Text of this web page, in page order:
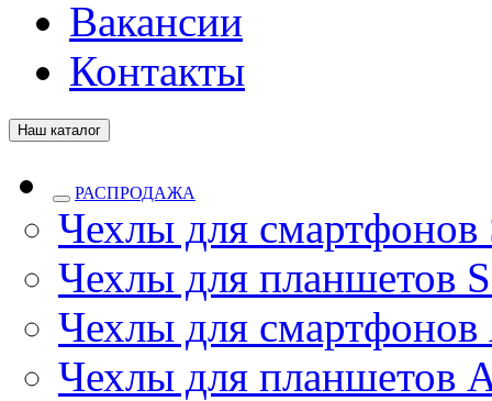
Вакансии
Контакты
Наш каталог
РАСПРОДАЖА
Чехлы для смартфонов
Чехлы для планшетов
Чехлы для
Чехлы для планшетов